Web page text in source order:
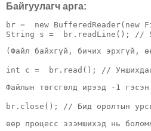
Байгуулагч арга:
br =  new
String s =  br.readLine(); //
(Файл байхгүй, бичих эрхгүй,
int c =  br.read(); // Уншихдаа
Файлын төгсгөлд ирээд -1
br.close(); // Бид оролтын
өөр процесс эзэмшихэд нь